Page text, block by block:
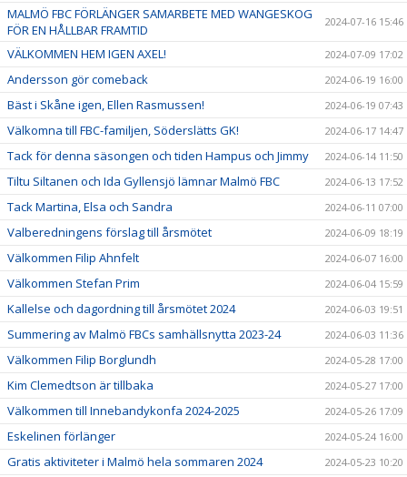
MALMÖ FBC FÖRLÄNGER SAMARBETE MED WANGESKOG
FÖR EN HÅLLBAR FRAMTID
2024-07-16 15:46
VÄLKOMMEN HEM IGEN AXEL! 2024-07-09 17:02
Andersson gör comeback 2024-06-19 16:00
Bäst i Skåne igen, Ellen Rasmussen! 2024-06-19 07:43
Välkomna till FBC-familjen, Söderslätts GK! 2024-06-17 14:47
Tack för denna säsongen och tiden Hampus och Jimmy 2024-06-14 11:50
Tiltu Siltanen och Ida Gyllensjö lämnar Malmö FBC 2024-06-13 17:52
Tack Martina, Elsa och Sandra 2024-06-11 07:00
Valberedningens förslag till årsmötet 2024-06-09 18:19
Välkommen Filip Ahnfelt 2024-06-07 16:00
Välkommen Stefan Prim 2024-06-04 15:59
Kallelse och dagordning till årsmötet 2024 2024-06-03 19:51
Summering av Malmö FBCs samhällsnytta 2023-24 2024-06-03 11:36
Välkommen Filip Borglundh 2024-05-28 17:00
Kim Clemedtson är tillbaka 2024-05-27 17:00
Välkommen till Innebandykonfa 2024-2025 2024-05-26 17:09
Eskelinen förlänger 2024-05-24 16:00
Gratis aktiviteter i Malmö hela sommaren 2024 2024-05-23 10:20